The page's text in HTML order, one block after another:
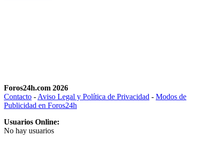
Foros24h.com 2026
Contacto - Aviso Legal y Política de Privacidad - Modos de
Publicidad en Foros24h
Usuarios Online:
No hay usuarios